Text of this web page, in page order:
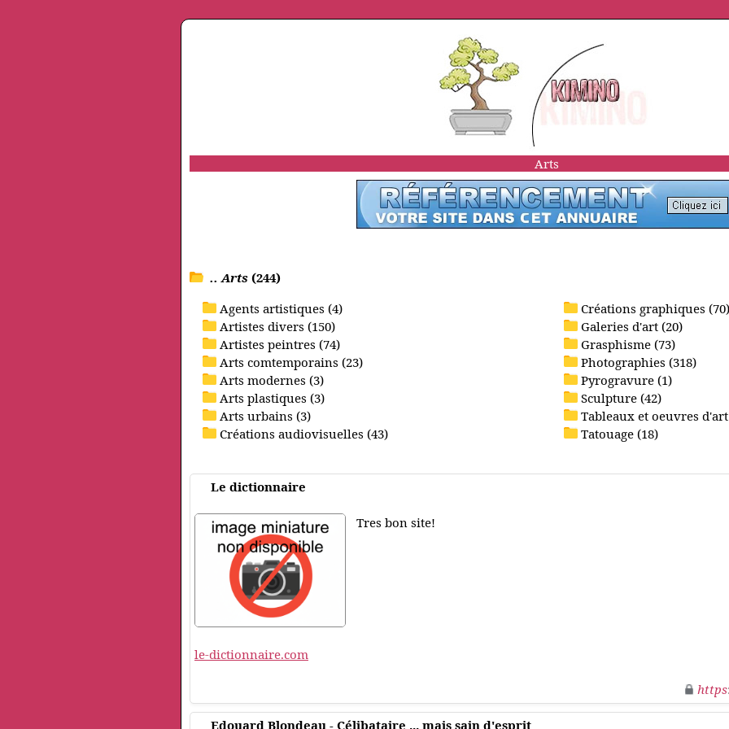
Arts
.. Arts (244)
Agents artistiques (4)
Artistes divers (150)
Artistes peintres (74)
Arts comtemporains (23)
Arts modernes (3)
Arts plastiques (3)
Arts urbains (3)
Créations audiovisuelles (43)
Créations graphiques (70)
Galeries d'art (20)
Grasphisme (73)
Photographies (318)
Pyrogravure (1)
Sculpture (42)
Tableaux et oeuvres
Tatouage (18)
Le dictionnaire
Tres bon site!
le-dictionnaire.com
https
Edouard Blondeau - Célibataire ... mais sain d'esprit